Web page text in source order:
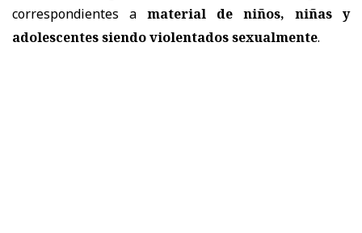
correspondientes a material de niños, niñas y
adolescentes siendo violentados sexualmente.